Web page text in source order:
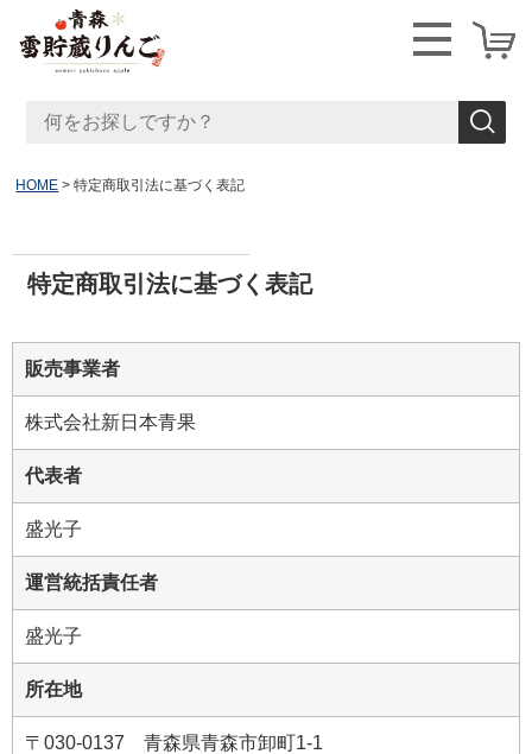
HOME 特定商取引法に基づく表記
特定商取引法に基づく表記
販売事業者
株式会社新日本青果
代表者
盛光子
運営統括責任者
盛光子
所在地
〒030-0137 青森県青森市卸町1-1